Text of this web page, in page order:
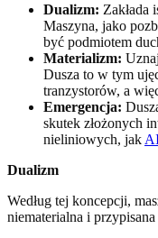
Dualizm: Zakłada
Maszyna, jako
być podmiotem
Materializm:
Dusza to w tym
tranzystorów, a
Emergencja:
skutek złożonych
nieliniowych, jak
Dualizm
Według tej koncepcji,
niematerialna i